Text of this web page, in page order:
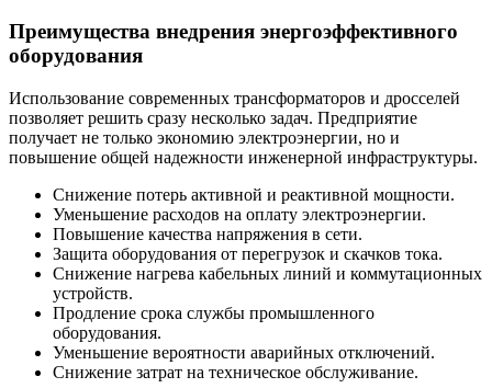
Преимущества внедрения энергоэффективного
оборудования
Использование современных трансформаторов и дросселей
позволяет решить сразу несколько задач. Предприятие
получает не только экономию электроэнергии, но и
повышение общей надежности инженерной инфраструктуры.
Снижение потерь активной и реактивной мощности.
Уменьшение расходов на оплату электроэнергии.
Повышение качества напряжения в сети.
Защита оборудования от перегрузок и скачков тока.
Снижение нагрева кабельных линий и коммутационных
устройств.
Продление срока службы промышленного
оборудования.
Уменьшение вероятности аварийных отключений.
Снижение затрат на техническое обслуживание.